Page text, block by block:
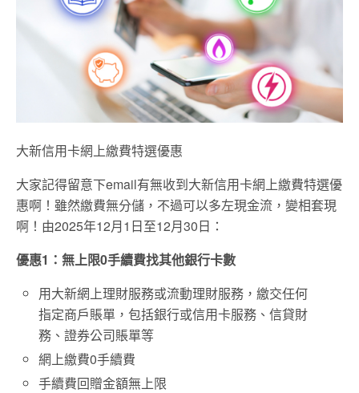
大新信用卡網上繳費特選優惠
大家記得留意下email有無收到大新信用卡網上繳費特選優
惠啊！雖然繳費無分儲，不過可以多左現金流，變相套現
啊！由2025年12月1日至12月30日：
優惠1：無上限0手續費找其他銀行卡數
用大新網上理財服務或流動理財服務，繳交任何
指定商戶賬單，包括銀行或信用卡服務、信貸財
務、證券公司賬單等
網上繳費0手續費
手續費回贈金額無上限